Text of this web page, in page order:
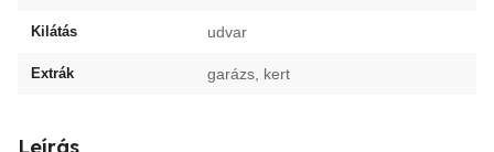
Kilátás udvar
Extrák garázs, kert